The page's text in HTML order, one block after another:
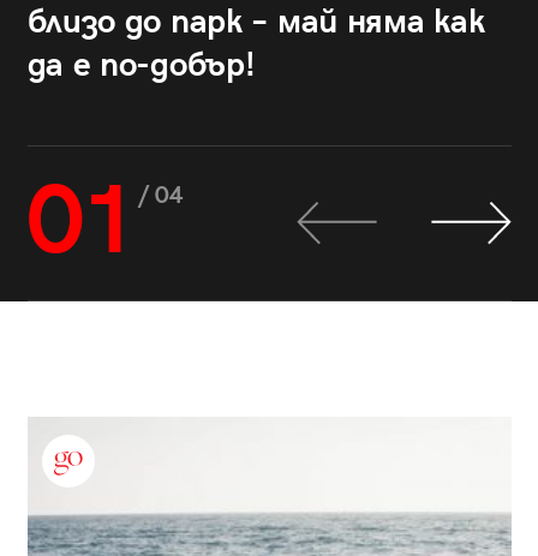
близо до парк – май няма как
да е по-добър!
01 / 04